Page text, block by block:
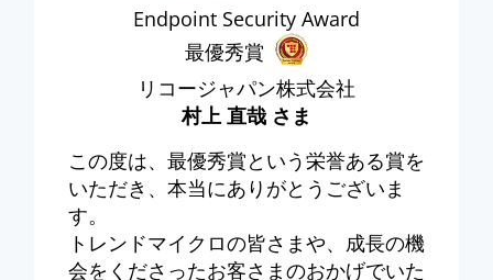
Endpoint Security Award
最優秀賞
リコージャパン株式会社
村上 直哉 さま
この度は、最優秀賞という栄誉ある賞を
いただき、本当にありがとうございま
す。
トレンドマイクロの皆さまや、成長の機
会をくださったお客さまのおかげでいた